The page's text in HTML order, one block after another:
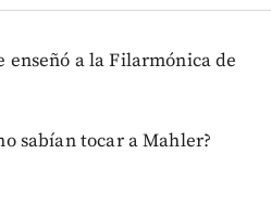
enseñó a la Filarmónica de
sabían tocar a Mahler?